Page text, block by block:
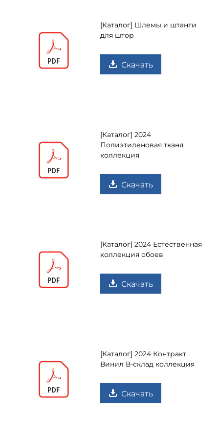
[Каталог] Шлемы и штанги
для штор
Скачать
[Каталог] 2024
Полиэтиленовая тканя
коллекция
Скачать
[Каталог] 2024 Естественная
коллекция обоев
Скачать
[Каталог] 2024 Контракт
Винил В-склад коллекция
Скачать